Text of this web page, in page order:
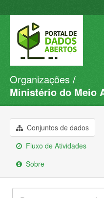
Conjuntos de dados
Organizações
Sobre
Organizações
Ministério do Meio
Conjuntos de dados
Fluxo de Atividades
Sobre